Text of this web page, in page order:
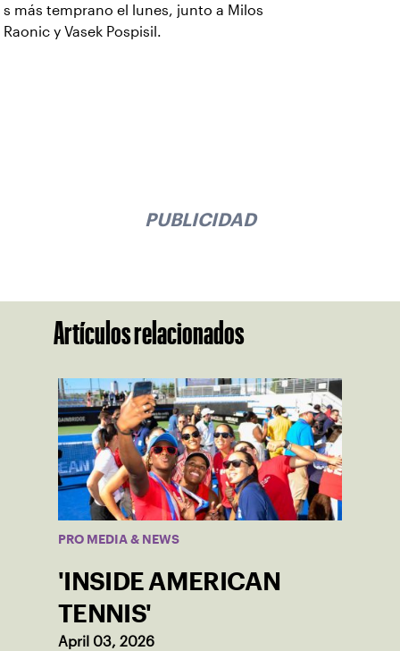
s más temprano el lunes, junto a Milos
Raonic y Vasek Pospisil.
PUBLICIDAD
Artículos relacionados
PRO MEDIA & NEWS
'INSIDE AMERICAN
TENNIS'
April 03, 2026